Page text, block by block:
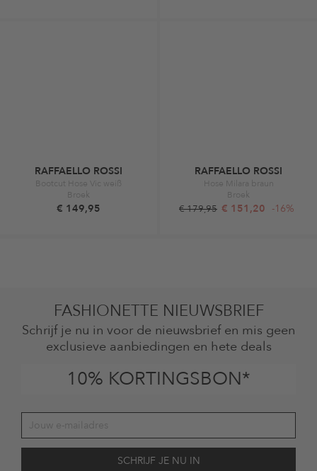
RAFFAELLO ROSSI
Bootcut Hose Vic weiß
Broek
€ 149,95
RAFFAELLO ROSSI
Hose Milara braun
Broek
€ 179,95 € 151,20 -16%
FASHIONETTE NIEUWSBRIEF
Schrijf je nu in voor de nieuwsbrief en mis geen
exclusieve aanbiedingen en hete deals
10% KORTINGSBON*